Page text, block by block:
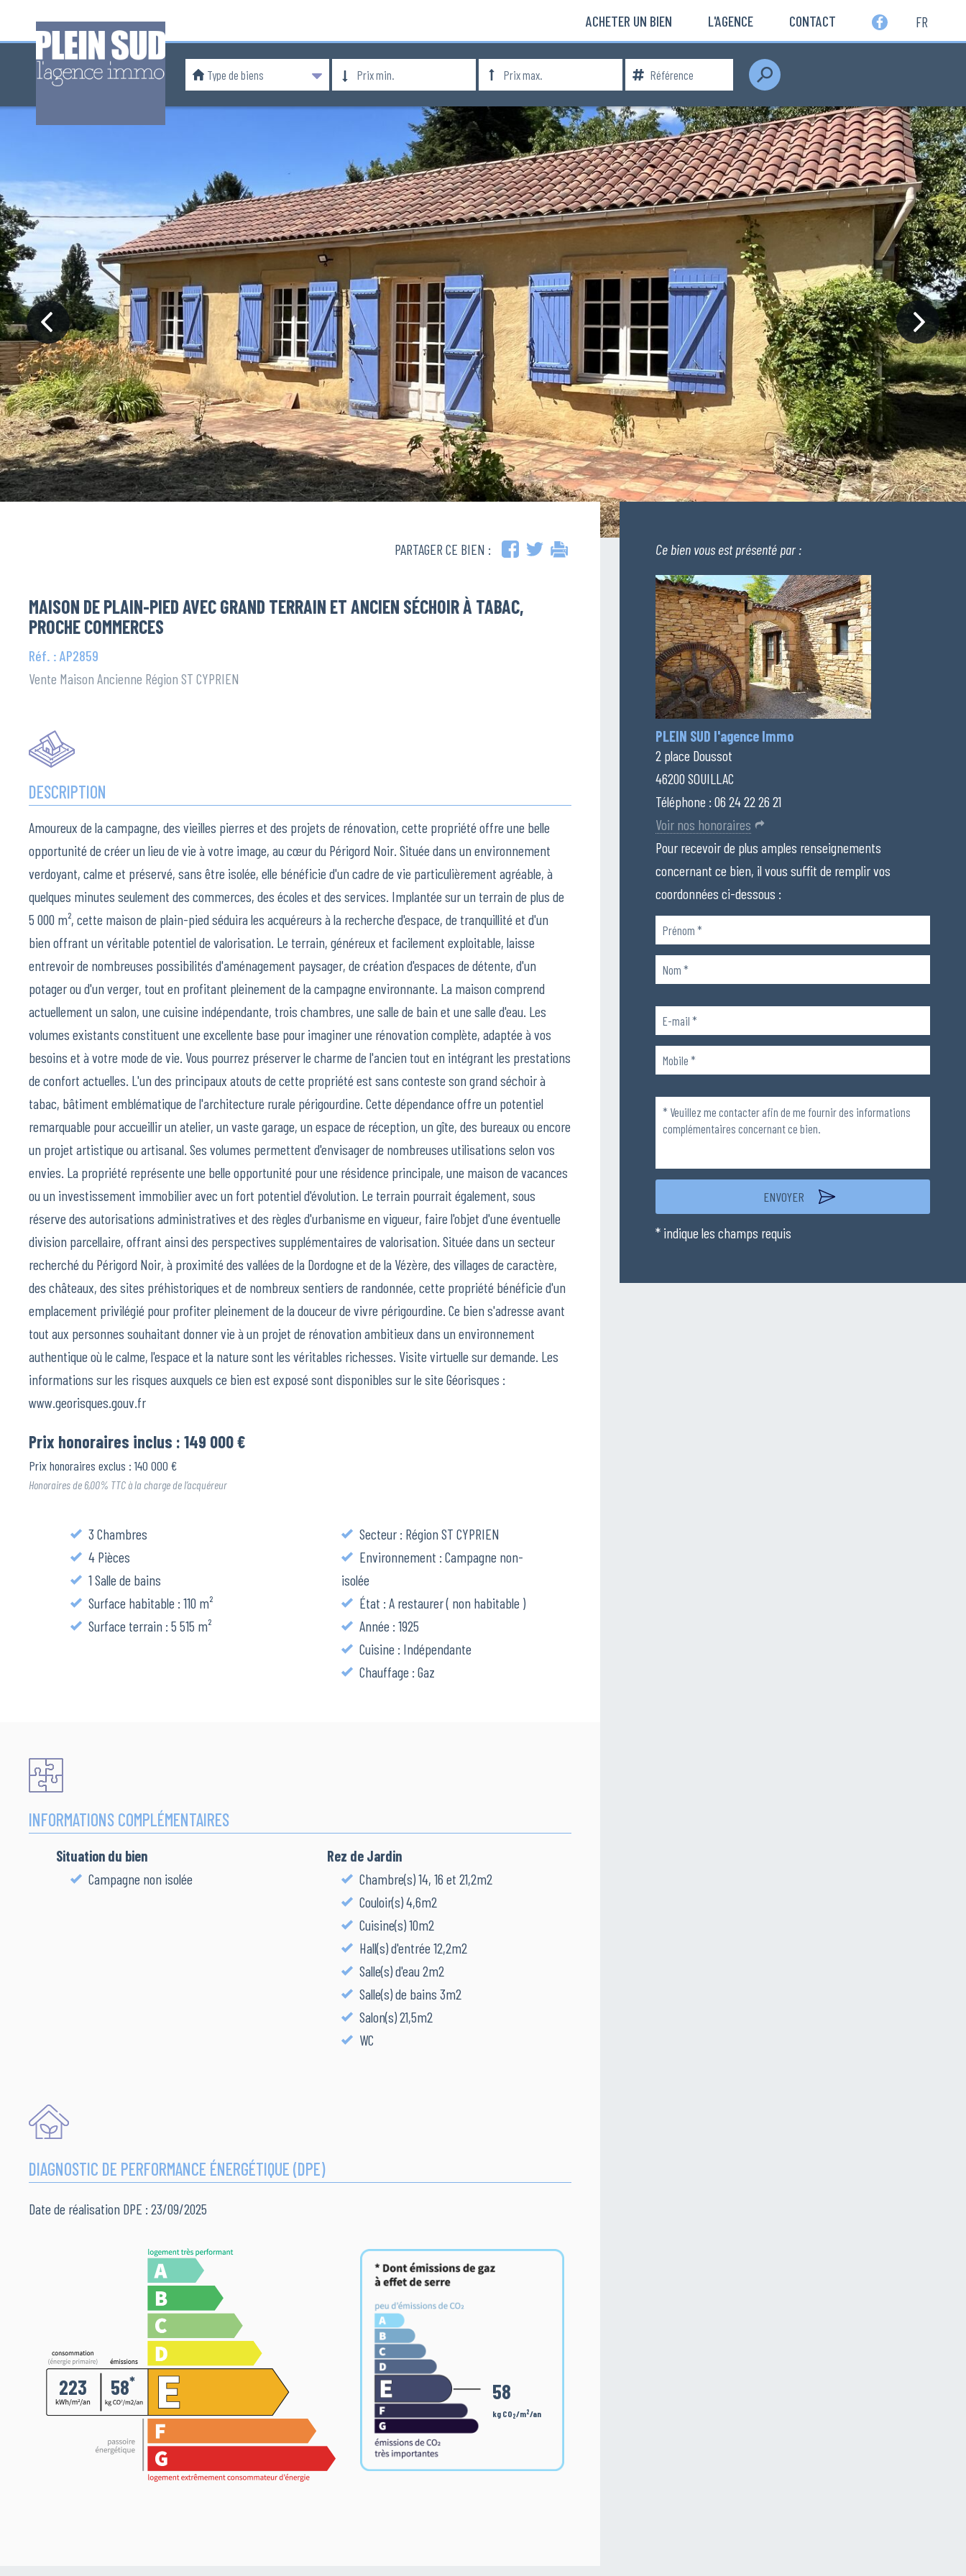
ACHETER UN BIEN L'AGENCE CONTACT FR
Rechercher
PARTAGER CE BIEN :
MAISON DE PLAIN-PIED AVEC GRAND TERRAIN ET ANCIEN SÉCHOIR À TABAC,
PROCHE COMMERCES
Réf. : AP2859
Vente Maison Ancienne Région ST CYPRIEN
DESCRIPTION
Amoureux de la campagne, des vieilles pierres et des projets de rénovation, cette propriété offre une belle
opportunité de créer un lieu de vie à votre image, au cœur du Périgord Noir. Située dans un environnement
verdoyant, calme et préservé, sans être isolée, elle bénéficie d'un cadre de vie particulièrement agréable, à
quelques minutes seulement des commerces, des écoles et des services. Implantée sur un terrain de plus de
5 000 m², cette maison de plain-pied séduira les acquéreurs à la recherche d'espace, de tranquillité et d'un
bien offrant un véritable potentiel de valorisation. Le terrain, généreux et facilement exploitable, laisse
entrevoir de nombreuses possibilités d'aménagement paysager, de création d'espaces de détente, d'un
potager ou d'un verger, tout en profitant pleinement de la campagne environnante. La maison comprend
actuellement un salon, une cuisine indépendante, trois chambres, une salle de bain et une salle d'eau. Les
volumes existants constituent une excellente base pour imaginer une rénovation complète, adaptée à vos
besoins et à votre mode de vie. Vous pourrez préserver le charme de l'ancien tout en intégrant les prestations
de confort actuelles. L'un des principaux atouts de cette propriété est sans conteste son grand séchoir à
tabac, bâtiment emblématique de l'architecture rurale périgourdine. Cette dépendance offre un potentiel
remarquable pour accueillir un atelier, un vaste garage, un espace de réception, un gîte, des bureaux ou encore
un projet artistique ou artisanal. Ses volumes permettent d'envisager de nombreuses utilisations selon vos
envies. La propriété représente une belle opportunité pour une résidence principale, une maison de vacances
ou un investissement immobilier avec un fort potentiel d'évolution. Le terrain pourrait également, sous
réserve des autorisations administratives et des règles d'urbanisme en vigueur, faire l'objet d'une éventuelle
division parcellaire, offrant ainsi des perspectives supplémentaires de valorisation. Située dans un secteur
recherché du Périgord Noir, à proximité des vallées de la Dordogne et de la Vézère, des villages de caractère,
des châteaux, des sites préhistoriques et de nombreux sentiers de randonnée, cette propriété bénéficie d'un
emplacement privilégié pour profiter pleinement de la douceur de vivre périgourdine. Ce bien s'adresse avant
tout aux personnes souhaitant donner vie à un projet de rénovation ambitieux dans un environnement
authentique où le calme, l'espace et la nature sont les véritables richesses. Visite virtuelle sur demande. Les
informations sur les risques auxquels ce bien est exposé sont disponibles sur le site Géorisques :
www.georisques.gouv.fr
Prix honoraires inclus : 149 000 €
Prix honoraires exclus : 140 000 €
Honoraires de 6,00% TTC à la charge de l’acquéreur
3 Chambres
4 Pièces
1 Salle de bains
Surface habitable : 110 m²
Surface terrain : 5 515 m²
Secteur : Région ST CYPRIEN
Environnement : Campagne non-
isolée
État : A restaurer ( non habitable )
Année : 1925
Cuisine : Indépendante
Chauffage : Gaz
INFORMATIONS COMPLÉMENTAIRES
Situation du bien
Campagne non isolée
Rez de Jardin
Chambre(s) 14, 16 et 21,2m2
Couloir(s) 4,6m2
Cuisine(s) 10m2
Hall(s) d'entrée 12,2m2
Salle(s) d'eau 2m2
Salle(s) de bains 3m2
Salon(s) 21,5m2
WC
DIAGNOSTIC DE PERFORMANCE ÉNERGÉTIQUE (DPE)
Date de réalisation DPE : 23/09/2025
223 58* 58
kg CO2/m2/an
Ce bien vous est présenté par :
PLEIN SUD l'agence Immo
2 place Doussot
46200 SOUILLAC
Téléphone : 06 24 22 26 21
Voir nos honoraires
Pour recevoir de plus amples renseignements
concernant ce bien, il vous suffit de remplir vos
coordonnées ci-dessous :
Veuillez
laisser
ce
champ
vide.
Veuillez
laisser
champ
* indique les champs requis